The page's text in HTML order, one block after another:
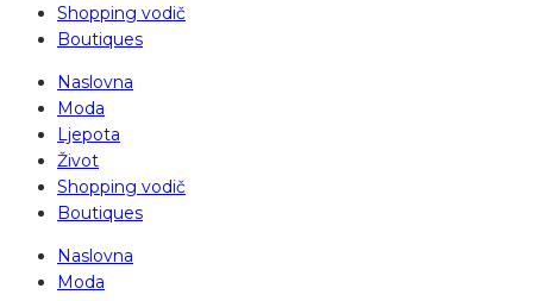
Shopping vodič
Boutiques
Naslovna
Moda
Ljepota
Život
Shopping vodič
Boutiques
Naslovna
Moda